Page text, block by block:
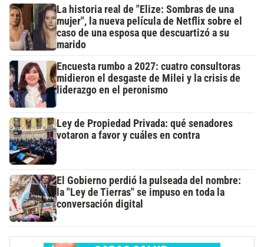
La historia real de "Elize: Sombras de una
mujer", la nueva película de Netflix sobre el
caso de una esposa que descuartizó a su
marido
Encuesta rumbo a 2027: cuatro consultoras
midieron el desgaste de Milei y la crisis de
liderazgo en el peronismo
Ley de Propiedad Privada: qué senadores
votaron a favor y cuáles en contra
El Gobierno perdió la pulseada del nombre:
la "Ley de Tierras" se impuso en toda la
conversación digital